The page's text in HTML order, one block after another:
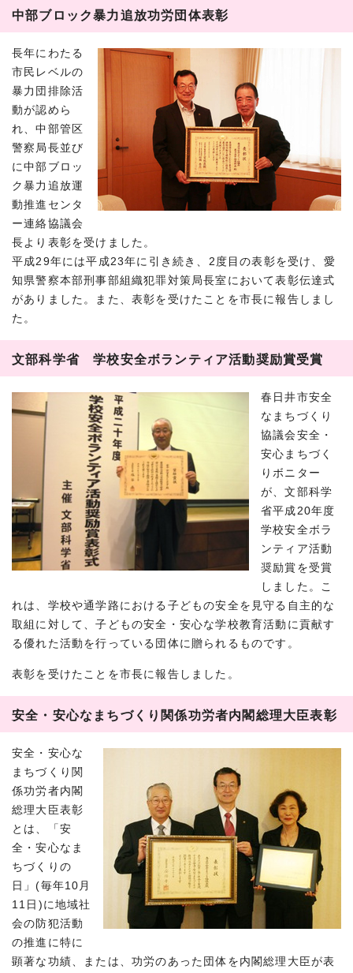
中部ブロック暴力追放功労団体表彰
長年にわたる
市民レベルの
暴力団排除活
動が認めら
れ、中部管区
警察局長並び
に中部ブロッ
ク暴力追放運
動推進センタ
ー連絡協議会
長より表彰を受けました。
平成29年には平成23年に引き続き、2度目の表彰を受け、愛
知県警察本部刑事部組織犯罪対策局長室において表彰伝達式
がありました。また、表彰を受けたことを市長に報告しまし
た。
文部科学省 学校安全ボランティア活動奨励賞受賞
春日井市安全
なまちづくり
協議会安全・
安心まちづく
りボニター
が、文部科学
省平成20年度
学校安全ボラ
ンティア活動
奨励賞を受賞
しました。こ
れは、学校や通学路における子どもの安全を見守る自主的な
取組に対して、子どもの安全・安心な学校教育活動に貢献す
る優れた活動を行っている団体に贈られるものです。
表彰を受けたことを市長に報告しました。
安全・安心なまちづくり関係功労者内閣総理大臣表彰
安全・安心な
まちづくり関
係功労者内閣
総理大臣表彰
とは、「安
全・安心なま
ちづくりの
日」(毎年10月
11日)に地域社
会の防犯活動
の推進に特に
顕著な功績、または、功労のあった団体を内閣総理大臣が表